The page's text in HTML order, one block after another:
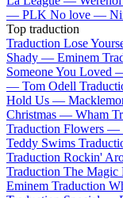
— PLK No love —
Top traduction
Traduction Lose
Shady — Eminem
Someone You Loved
— Tom Odell
Hold Us —
Christmas — Wham
Traduction Flowers —
Teddy Swims
Traduction Rockin'
Traduction The
Eminem Traduction